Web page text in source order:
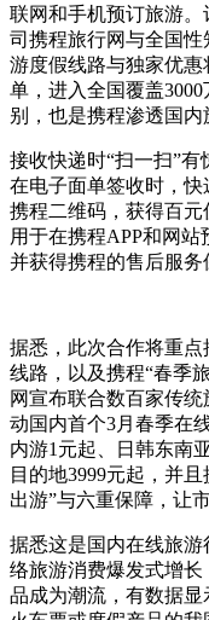
联网和手机预订旅游
司携程旅行网与全国性
游度假线路与独家优
单，进入全国覆盖
别，也是携程渗透国内
接收快递时“扫一扫”
在电子面单签收时，
携程二维码，获得百元
用于在携程APP和网站
并获得携程的售后服务
据悉，此次合作将重
线路，以及携程“春季
网宣布联合数百家传
动国内首个3月春季在
内游1元起、日韩东南
目的地3999元起，并
出游”与六重保障，让
据悉这是国内在线旅
络旅游消费爆发式增
品成为潮流，有数据显